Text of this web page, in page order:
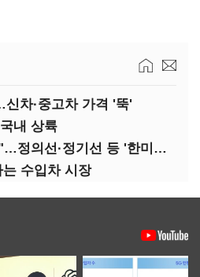
차·중고차 가격 '뚝'
내 상륙
"3국 경제 협력 강화"…정의선·정기선 등 '한미일 경제대화' 참석
수입차 시장